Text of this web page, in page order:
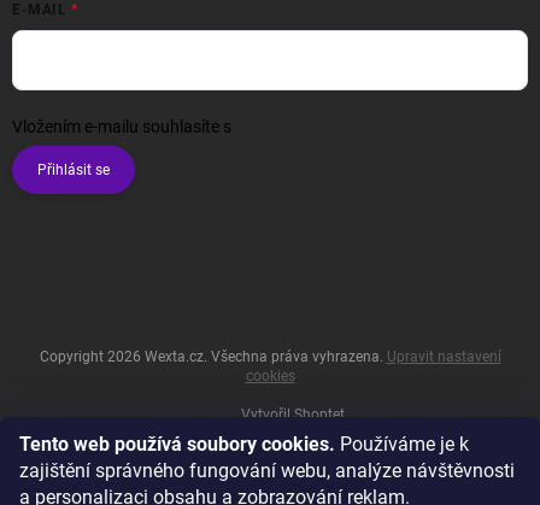
Tento web používá soubory cookies. Používáme je k
zajištění správného fungování webu, analýze návštěvnosti
a personalizaci obsahu a zobrazování reklam.
E-MAIL
Vložením e-mailu souhlasíte s
Přihlásit se
Vytvořil Shoptet
Copyright 2026 Wexta.cz. Všechna práva vyhrazena. Upravit nastavení
cookies